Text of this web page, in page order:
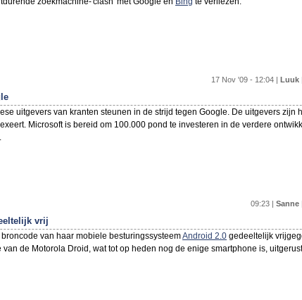
17 Nov '09 - 12:04 | Luuk
uitgevers van kranten steunen in de strijd tegen Google. De uitgevers zijn
Microsoft is bereid om 100.000 pond te investeren in de verdere
09:23 | Sanne
vrij
van haar mobiele besturingssysteemAndroid 2.0 gedeeltelijk
van de Motorola Droid, wat tot op heden nog de enige smartphone is,